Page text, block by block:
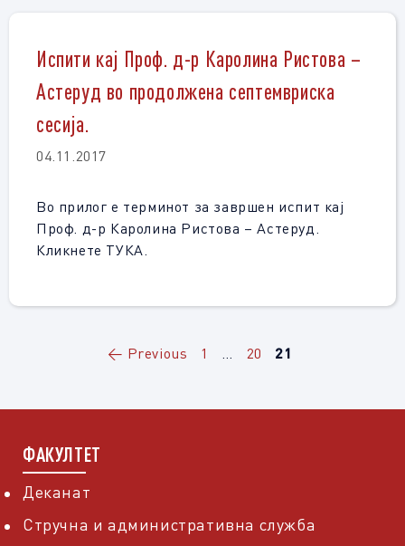
Испити кај Проф. д-р Каролина Ристова –
Астеруд во продолжена септемвриска
сесија.
04.11.2017
Во прилог е терминот за завршен испит кај
Проф. д-р Каролина Ристова – Астеруд.
Кликнете ТУКА.
← Previous Page
1 … Page
20 Page
21
ФАКУЛТЕТ
Деканат
Стручна и административна служба